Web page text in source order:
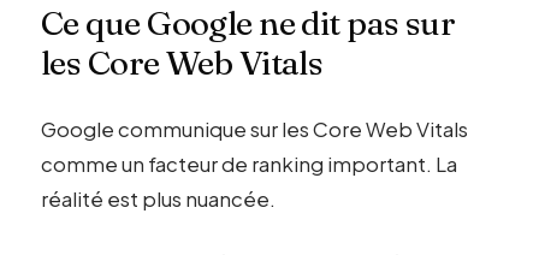
Ce que Google ne dit pas sur
les Core Web Vitals
Google communique sur les Core Web Vitals
comme un facteur de ranking important. La
réalité est plus nuancée.